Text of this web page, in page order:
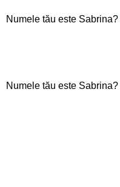
Numele tău este Sabrina?
Numele tău este Sabrina?